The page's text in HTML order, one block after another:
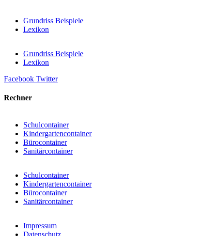
Grundriss Beispiele
Lexikon
Grundriss Beispiele
Lexikon
Facebook Twitter
Rechner
Schulcontainer
Kindergartencontainer
Bürocontainer
Sanitärcontainer
Schulcontainer
Kindergartencontainer
Bürocontainer
Sanitärcontainer
Impressum
Datenschutz